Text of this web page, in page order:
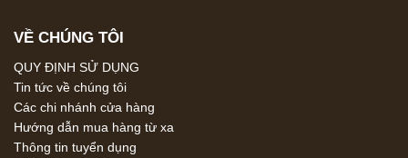
VỀ CHÚNG TÔI
QUY ĐỊNH SỬ DỤNG
Tin tức về chúng tôi
Các chi nhánh cửa hàng
Hướng dẫn mua hàng từ xa
Thông tin tuyển dụng